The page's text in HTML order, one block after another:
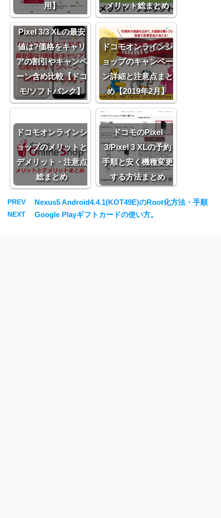
用】
メリット総まとめ
Pixel 3/3 XLの最安
値は?価格をキャリ
アの割引やキャンペ
ーン含め比較【ドコ
モ/ソフトバンク】
ドコモオンラインシ
ョップのキャンペー
ン詳細と注意点まと
め【2019年2月】
ドコモオンラインシ
ョップのメリットと
デメリット・注意点
総まとめ
ドコモのPixel
3/Pixel 3 XLの予約
手順と安く機種変更
する方法まとめ
PREV Nexus5 Android4.4.1(KOT49E)のRoot化方法・手順
NEXT Google Playギフトカードの使い方。